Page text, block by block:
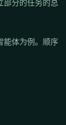
部分的任务的总
能体为例。顺序